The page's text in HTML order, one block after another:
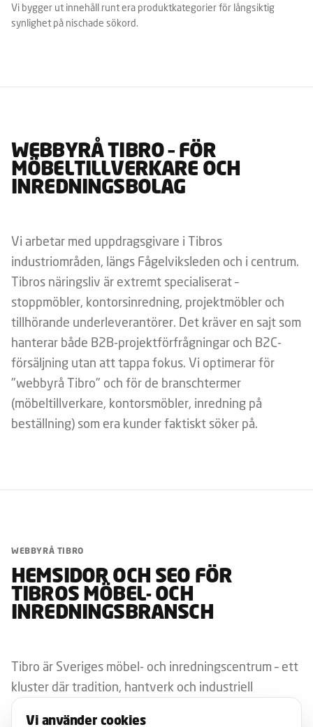
Vi bygger ut innehåll runt era produktkategorier för långsiktig
synlighet på nischade sökord.
WEBBYRÅ TIBRO – FÖR
MÖBELTILLVERKARE OCH
INREDNINGSBOLAG
Vi arbetar med uppdragsgivare i Tibros
industriområden, längs Fågelviksleden och i centrum.
Tibros näringsliv är extremt specialiserat –
stoppmöbler, kontorsinredning, projektmöbler och
tillhörande underleverantörer. Det kräver en sajt som
hanterar både B2B-projektförfrågningar och B2C-
försäljning utan att tappa fokus. Vi optimerar för
"webbyrå Tibro" och för de branschtermer
(möbeltillverkare, kontorsmöbler, inredning på
beställning) som era kunder faktiskt söker på.
WEBBYRÅ TIBRO
HEMSIDOR OCH SEO FÖR
TIBROS MÖBEL- OCH
INREDNINGSBRANSCH
Tibro är Sveriges möbel- och inredningscentrum – ett
kluster där tradition, hantverk och industriell
Vi använder cookies